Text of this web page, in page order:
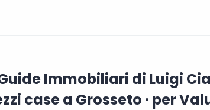
Immobiliari di Luigi
case a Grosseto · per